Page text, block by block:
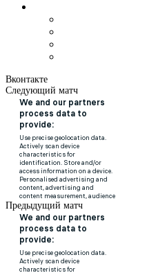
Вконтакте
Следующий матч
Предыдущий матч